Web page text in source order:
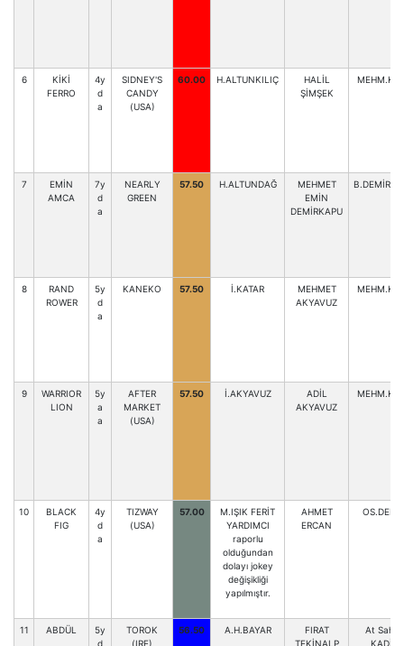
6
KİKİ
FERRO
4y
d
a
SIDNEY'S
CANDY
(USA)
60.00 H.ALTUNKILIÇ
HALİL
ŞİMŞEK
7
EMİN
AMCA
7y
d
a
NEARLY
GREEN
57.50 H.ALTUNDAĞ
MEHMET
EMİN
DEMİRKAPU
8
RAND
ROWER
5y
d
a
KANEKO 57.50 İ.KATAR
MEHMET
AKYAVUZ
9
WARRIOR
LION
5y
a
a
AFTER
MARKET
(USA)
57.50 İ.AKYAVUZ
ADİL
AKYAVUZ
10
BLACK
FIG
4y
d
a
TIZWAY
(USA)
57.00
M.IŞIK FERİT
YARDIMCI
raporlu
olduğundan
dolayı jokey
değişikliği
yapılmıştır.
AHMET
ERCAN
11 ABDÜL
5y
d
TOROK
(IRE)
56.50 A.H.BAYAR
FIRAT
TEKİNALP
At Sahibi
KADİR